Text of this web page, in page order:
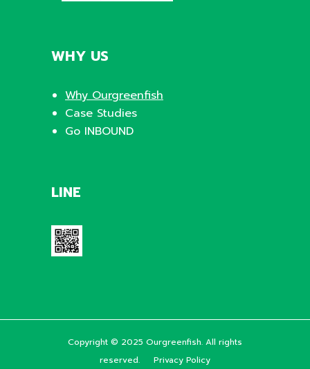
WHY US
Why Ourgreenfish
Case Studies
Go INBOUND
LINE
Copyright © 2025 Ourgreenfish. All rights
reserved. Privacy Policy